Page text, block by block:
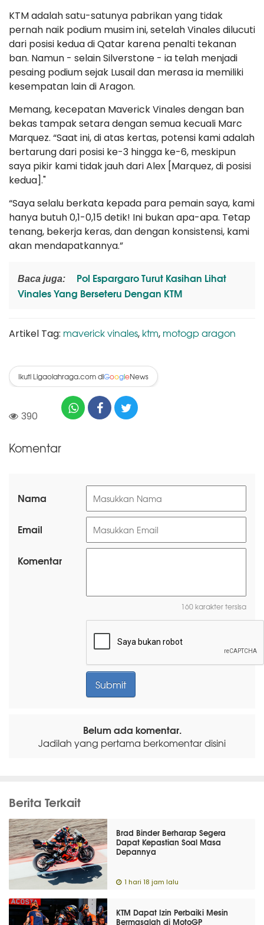
KTM adalah satu-satunya pabrikan yang tidak
pernah naik podium musim ini, setelah Vinales dilucuti
dari posisi kedua di Qatar karena penalti tekanan
ban. Namun - selain Silverstone - ia telah menjadi
pesaing podium sejak Lusail dan merasa ia memiliki
kesempatan lain di Aragon.
Memang, kecepatan Maverick Vinales dengan ban
bekas tampak setara dengan semua kecuali Marc
Marquez. “Saat ini, di atas kertas, potensi kami adalah
bertarung dari posisi ke-3 hingga ke-6, meskipun
saya pikir kami tidak jauh dari Alex [Marquez, di posisi
kedua]."
“Saya selalu berkata kepada para pemain saya, kami
hanya butuh 0,1-0,15 detik! Ini bukan apa-apa. Tetap
tenang, bekerja keras, dan dengan konsistensi, kami
akan mendapatkannya.”
Baca juga:
Pol Espargaro Turut Kasihan Lihat
Vinales Yang Berseteru Dengan KTM
Artikel Tag: maverick vinales, ktm, motogp aragon
Ikuti Ligaolahraga.com diGoogleNews
390
Komentar
Nama
Email
Komentar
160 karakter tersisa
Belum ada komentar.
Jadilah yang pertama berkomentar disini
Berita Terkait
Brad Binder Berharap Segera
Dapat Kepastian Soal Masa
Depannya
1 hari 18 jam lalu
KTM Dapat Izin Perbaiki Mesin
Bermasalah di MotoGP